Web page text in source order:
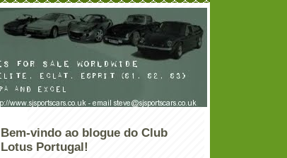
Bem-vindo ao blogue do Club
Lotus Portugal!